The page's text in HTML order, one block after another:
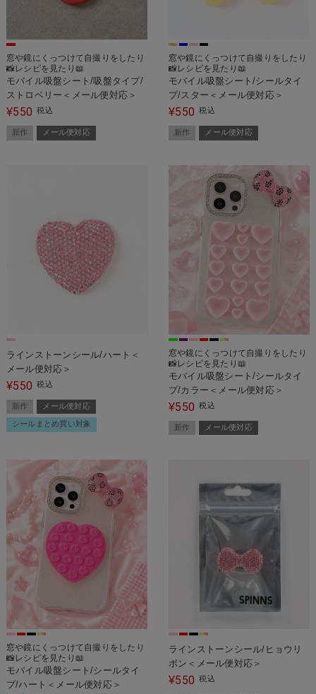
窓や鏡にくっつけて自撮りをしたり
📸レシピを見たり📖
モバイル吸盤シート/吸盤タイプ/
ストロベリー＜メール便対応＞
¥550 税込
新作 メール便対応
窓や鏡にくっつけて自撮りをしたり
📸レシピを見たり📖
モバイル吸盤シート/シールタイ
プ/スター＜メール便対応＞
¥550 税込
新作 メール便対応
ラインストーンシール/ハート＜
メール便対応＞
¥550 税込
新作 メール便対応
シールまとめ買い対象
窓や鏡にくっつけて自撮りをしたり
📸レシピを見たり📖
モバイル吸盤シート/シールタイ
プ/カラー＜メール便対応＞
¥550 税込
新作 メール便対応
窓や鏡にくっつけて自撮りをしたり
📸レシピを見たり📖
モバイル吸盤シート/シールタイ
プ/ハート＜メール便対応＞
ラインストーンシール/ヒョウリ
ボン＜メール便対応＞
¥550 税込